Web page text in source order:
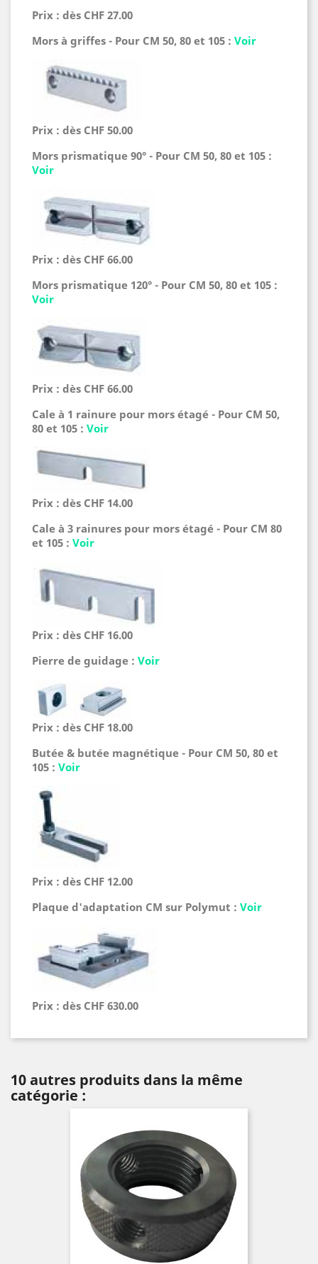
Prix : dès CHF 27.00
Mors à griffes - Pour CM 50, 80 et 105 : Voir
Prix : dès CHF 50.00
Mors prismatique 90° - Pour CM 50, 80 et 105 :
Voir
Prix : dès CHF 66.00
Mors prismatique 120° - Pour CM 50, 80 et 105 :
Voir
Prix : dès CHF 66.00
Cale à 1 rainure pour mors étagé - Pour CM 50,
80 et 105 : Voir
Prix : dès CHF 14.00
Cale à 3 rainures pour mors étagé - Pour CM 80
et 105 : Voir
Prix : dès CHF 16.00
Pierre de guidage : Voir
Prix : dès CHF 18.00
Butée & butée magnétique - Pour CM 50, 80 et
105 : Voir
Prix : dès CHF 12.00
Plaque d'adaptation CM sur Polymut : Voir
Prix : dès CHF 630.00
10 autres produits dans la même
catégorie :